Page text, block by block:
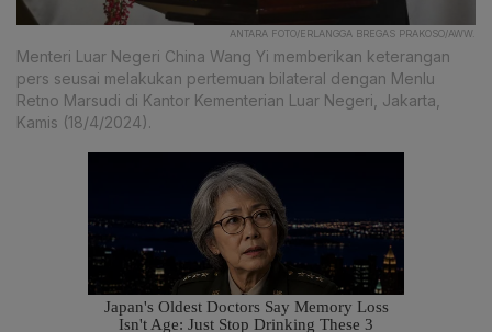
ANTARA FOTO/ERLANGGA BREGAS PRAKOSO/AWW.
Menteri Luar Negeri China Wang Yi memberikan keterangan
pers seusai melakukan pertemuan bilateral dengan Menlu
Retno Marsudi di Kantor Kementerian Luar Negeri, Jakarta,
Kamis (18/4/2024).